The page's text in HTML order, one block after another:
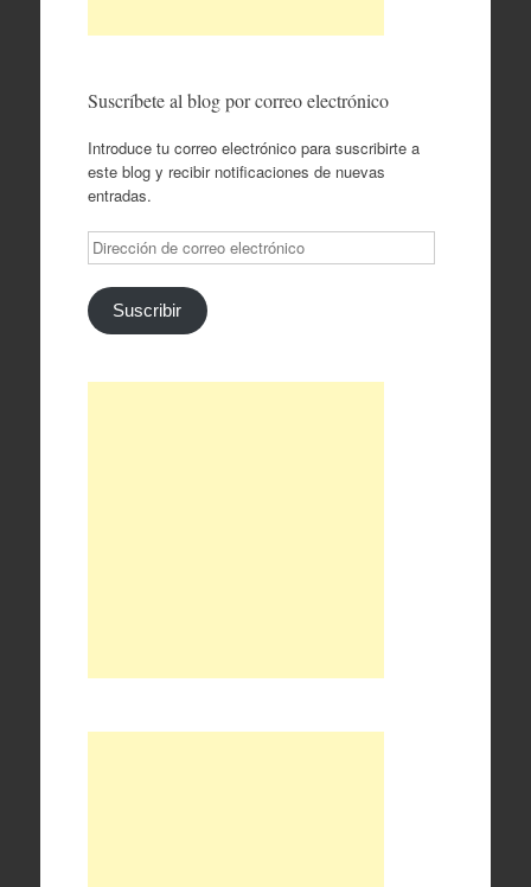
Suscríbete al blog por correo electrónico
Introduce tu correo electrónico para suscribirte a
este blog y recibir notificaciones de nuevas
entradas.
Dirección
de
correo
electrónico
Suscribir